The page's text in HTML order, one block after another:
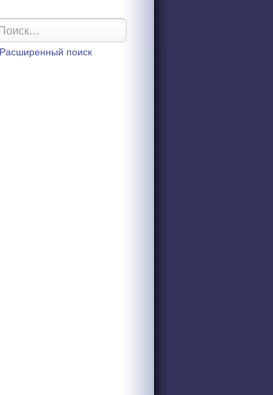
Расширенный поиск